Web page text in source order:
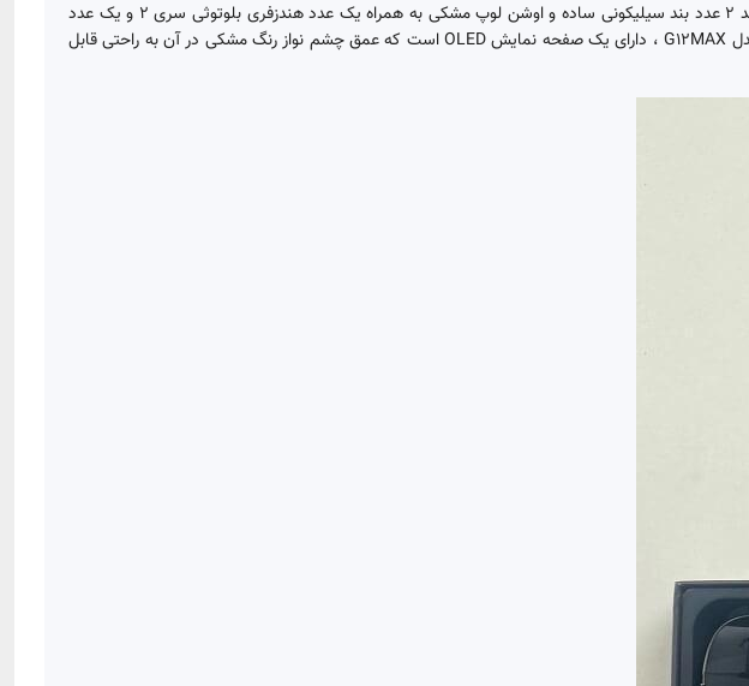
طراحی بدنه ای خلاقانه و جذاب این ساعت هوشمند حتما شما را هیجان زده خواهد کرد، دربسته بندی این ساعت هوشمند 2 عدد بند سیلیکونی ساده و اوشن لوپ مشکی به همراه یک عدد هندزفری بلوتوثی سری 2 و یک عدد
عینک ری بن با لنز polarized قرار گرفته است که دارای کیفیت خوب و قابل قبولی است. ساعت هوشمند Haino Teko مدل G12MAX ، دارای یک صفحه نمایش OLED است که عمق چشم نواز رنگ مشکی در آن به راحتی قابل